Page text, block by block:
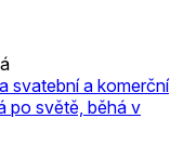
svatební a komerční
po světě, běhá v